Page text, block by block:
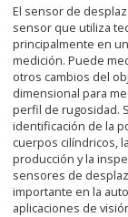
El sensor de
sensor que utiliza
principalmente en
medición. Puede
otros cambios del
dimensional para
perfil de rugosidad.
identificación de la
cuerpos cilíndricos,
producción y la
sensores de
importante en la
aplicaciones de